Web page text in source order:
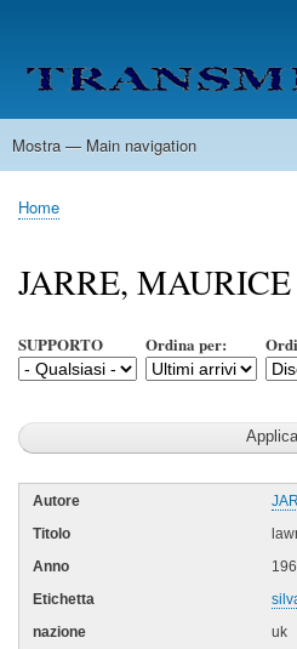
account
menu
Main
Mostra — Main navigation
Home
Lista Autori
Contatti
Spedizione & Consegna
Legenda
Condizioni per l'uso
Briciole
pane
Home
JARRE, MAURICE
SUPPORTO Ordina per:
uk